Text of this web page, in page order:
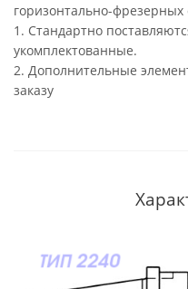
горизонтально-фрезерных
1. Стандартно
укомплектованные.
2. Дополнительные
заказу